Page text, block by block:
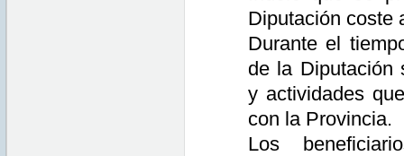
Diputación coste
Durante el
de la Diputación
y actividades
con la Provincia.
Los